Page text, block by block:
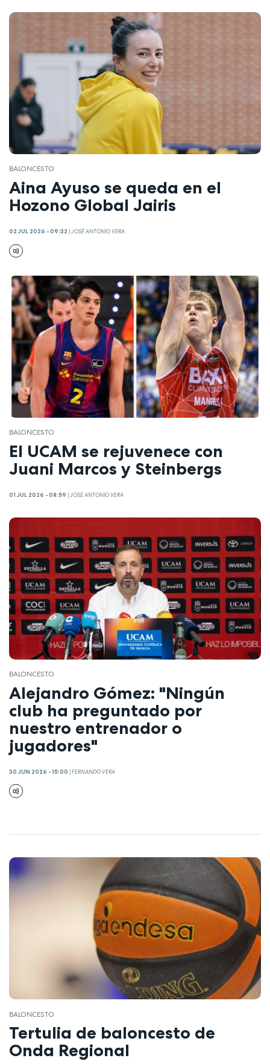
BALONCESTO
Aina Ayuso se queda en el
Hozono Global Jairis
02 JUL 2026 - 09:32 JOSÉ ANTONIO VERA
BALONCESTO
El UCAM se rejuvenece con
Juani Marcos y Steinbergs
01 JUL 2026 - 08:59 |JOSÉ ANTONIO VERA
BALONCESTO
Alejandro Gómez: "Ningún
club ha preguntado por
nuestro entrenador o
jugadores"
30 JUN 2026 - 15:00 FERNANDO VERA
BALONCESTO
Tertulia de baloncesto de
Onda Regional